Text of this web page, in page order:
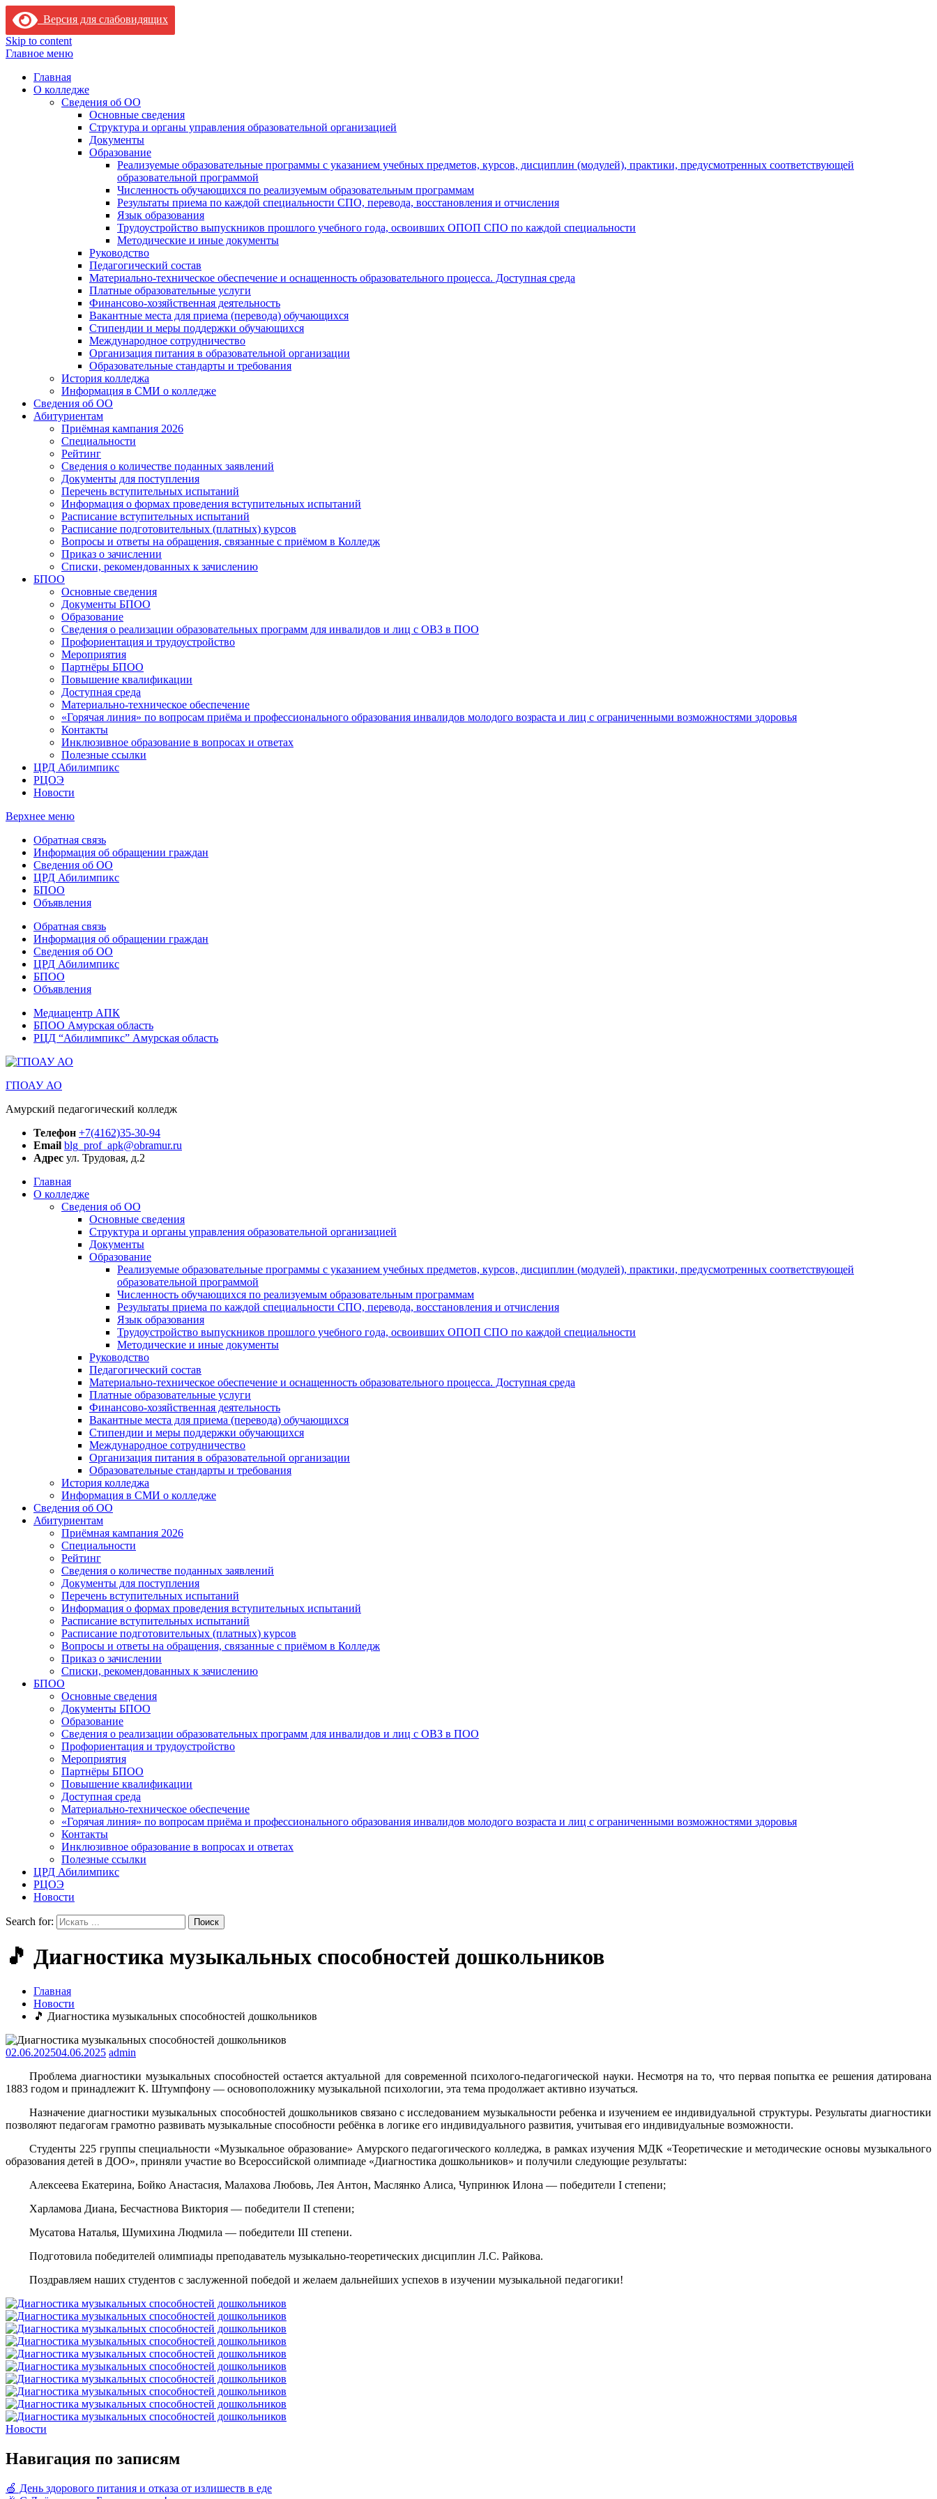
Версия для слабовидящих
Skip to content
Главное меню
Главная
О колледже
Сведения об ОО
Основные сведения
Структура и органы управления образовательной организацией
Документы
Образование
Реализуемые образовательные программы с указанием учебных предметов, курсов, дисциплин (модулей), практики, предусмотренных соответствующей
образовательной программой
Численность обучающихся по реализуемым образовательным программам
Результаты приема по каждой специальности СПО, перевода, восстановления и отчисления
Язык образования
Трудоустройство выпускников прошлого учебного года, освоивших ОПОП СПО по каждой специальности
Методические и иные документы
Руководство
Педагогический состав
Материально-техническое обеспечение и оснащенность образовательного процесса. Доступная среда
Платные образовательные услуги
Финансово-хозяйственная деятельность
Вакантные места для приема (перевода) обучающихся
Стипендии и меры поддержки обучающихся
Международное сотрудничество
Организация питания в образовательной организации
Образовательные стандарты и требования
История колледжа
Информация в СМИ о колледже
Сведения об ОО
Абитуриентам
Приёмная кампания 2026
Специальности
Рейтинг
Сведения о количестве поданных заявлений
Документы для поступления
Перечень вступительных испытаний
Информация о формах проведения вступительных испытаний
Расписание вступительных испытаний
Расписание подготовительных (платных) курсов
Вопросы и ответы на обращения, связанные с приёмом в Колледж
Приказ о зачислении
Списки, рекомендованных к зачислению
БПОО
Основные сведения
Документы БПОО
Образование
Сведения о реализации образовательных программ для инвалидов и лиц с ОВЗ в ПОО
Профориентация и трудоустройство
Мероприятия
Партнёры БПОО
Повышение квалификации
Доступная среда
Материально-техническое обеспечение
«Горячая линия» по вопросам приёма и профессионального образования инвалидов молодого возраста и лиц с ограниченными возможностями здоровья
Контакты
Инклюзивное образование в вопросах и ответах
Полезные ссылки
ЦРД Абилимпикс
РЦОЭ
Новости
Верхнее меню
Обратная связь
Информация об обращении граждан
Сведения об ОО
ЦРД Абилимпикс
БПОО
Объявления
Обратная связь
Информация об обращении граждан
Сведения об ОО
ЦРД Абилимпикс
БПОО
Объявления
Медиацентр АПК
БПОО Амурская область
РЦД “Абилимпикс” Амурская область
ГПОАУ АО
Амурский педагогический колледж
Телефон +7(4162)35-30-94
Email blg_prof_apk@obramur.ru
Адрес ул. Трудовая, д.2
Главная
О колледже
Сведения об ОО
Основные сведения
Структура и органы управления образовательной организацией
Документы
Образование
Реализуемые образовательные программы с указанием учебных предметов, курсов, дисциплин (модулей), практики, предусмотренных соответствующей
образовательной программой
Численность обучающихся по реализуемым образовательным программам
Результаты приема по каждой специальности СПО, перевода, восстановления и отчисления
Язык образования
Трудоустройство выпускников прошлого учебного года, освоивших ОПОП СПО по каждой специальности
Методические и иные документы
Руководство
Педагогический состав
Материально-техническое обеспечение и оснащенность образовательного процесса. Доступная среда
Платные образовательные услуги
Финансово-хозяйственная деятельность
Вакантные места для приема (перевода) обучающихся
Стипендии и меры поддержки обучающихся
Международное сотрудничество
Организация питания в образовательной организации
Образовательные стандарты и требования
История колледжа
Информация в СМИ о колледже
Сведения об ОО
Абитуриентам
Приёмная кампания 2026
Специальности
Рейтинг
Сведения о количестве поданных заявлений
Документы для поступления
Перечень вступительных испытаний
Информация о формах проведения вступительных испытаний
Расписание вступительных испытаний
Расписание подготовительных (платных) курсов
Вопросы и ответы на обращения, связанные с приёмом в Колледж
Приказ о зачислении
Списки, рекомендованных к зачислению
БПОО
Основные сведения
Документы БПОО
Образование
Сведения о реализации образовательных программ для инвалидов и лиц с ОВЗ в ПОО
Профориентация и трудоустройство
Мероприятия
Партнёры БПОО
Повышение квалификации
Доступная среда
Материально-техническое обеспечение
«Горячая линия» по вопросам приёма и профессионального образования инвалидов молодого возраста и лиц с ограниченными возможностями здоровья
Контакты
Инклюзивное образование в вопросах и ответах
Полезные ссылки
ЦРД Абилимпикс
РЦОЭ
Новости
Search for:
🎵 Диагностика музыкальных способностей дошкольников
Главная
Новости
🎵 Диагностика музыкальных способностей дошкольников
02.06.202504.06.2025 admin
Проблема диагностики музыкальных способностей остается актуальной для современной психолого-педагогической науки. Несмотря на то, что первая попытка ее решения датирована
1883 годом и принадлежит К. Штумпфону — основоположнику музыкальной психологии, эта тема продолжает активно изучаться.
Назначение диагностики музыкальных способностей дошкольников связано с исследованием музыкальности ребенка и изучением ее индивидуальной структуры. Результаты диагностики
позволяют педагогам грамотно развивать музыкальные способности ребёнка в логике его индивидуального развития, учитывая его индивидуальные возможности.
Студенты 225 группы специальности «Музыкальное образование» Амурского педагогического колледжа, в рамках изучения МДК «Теоретические и методические основы музыкального
образования детей в ДОО», приняли участие во Всероссийской олимпиаде «Диагностика дошкольников» и получили следующие результаты:
Алексеева Екатерина, Бойко Анастасия, Малахова Любовь, Лея Антон, Маслянко Алиса, Чупринюк Илона — победители I степени;
Харламова Диана, Бесчастнова Виктория — победители II степени;
Мусатова Наталья, Шумихина Людмила — победители III степени.
Подготовила победителей олимпиады преподаватель музыкально-теоретических дисциплин Л.С. Райкова.
Поздравляем наших студентов с заслуженной победой и желаем дальнейших успехов в изучении музыкальной педагогики!
Новости
Навигация по записям
🍏 День здорового питания и отказа от излишеств в еде